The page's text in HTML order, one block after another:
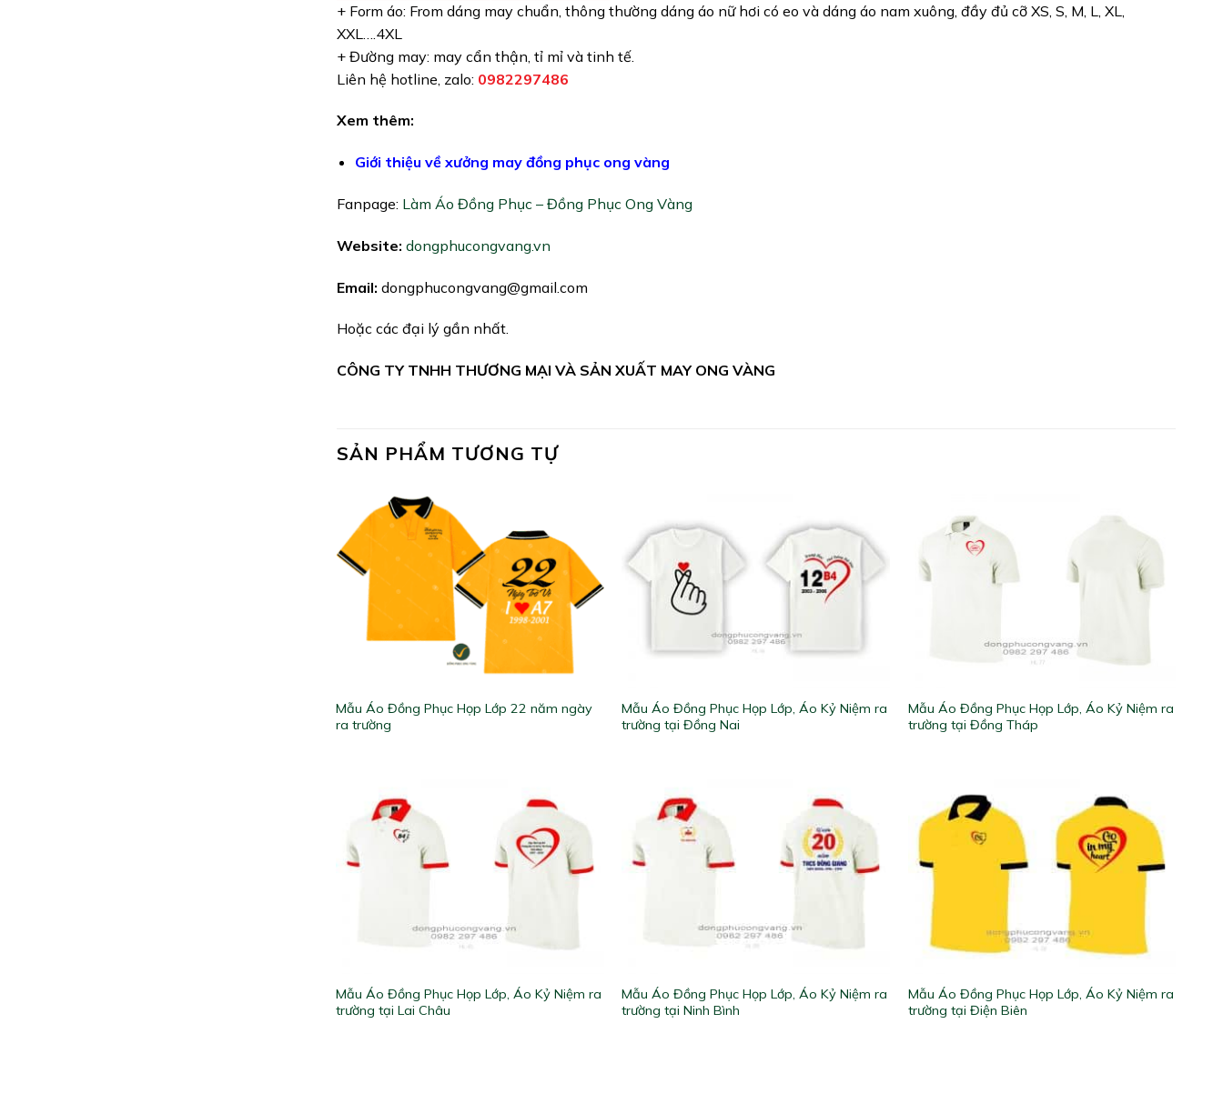
+ Form áo: From dáng may chuẩn, thông thường dáng áo nữ hơi có eo và dáng áo nam xuông, đầy đủ cỡ XS, S, M, L, XL,
XXL….4XL
+ Đường may: may cẩn thận, tỉ mỉ và tinh tế.
Liên hệ hotline, zalo: 0982297486
Xem thêm:
Giới thiệu về xưởng may đồng phục ong vàng
Fanpage: Làm Áo Đồng Phục – Đồng Phục Ong Vàng
Website: dongphucongvang.vn
Email: dongphucongvang@gmail.com
Hoặc các đại lý gần nhất.
CÔNG TY TNHH THƯƠNG MẠI VÀ SẢN XUẤT MAY ONG VÀNG
SẢN PHẨM TƯƠNG TỰ
Mẫu Áo Đồng Phục Họp Lớp 22 năm ngày
ra trường
Mẫu Áo Đồng Phục Họp Lớp, Áo Kỷ Niệm ra
trường tại Đồng Nai
Mẫu Áo Đồng Phục Họp Lớp, Áo Kỷ Niệm ra
trường tại Đồng Tháp
Mẫu Áo Đồng Phục Họp Lớp, Áo Kỷ Niệm ra
trường tại Lai Châu
Mẫu Áo Đồng Phục Họp Lớp, Áo Kỷ Niệm ra
trường tại Ninh Bình
Mẫu Áo Đồng Phục Họp Lớp, Áo Kỷ Niệm ra
trường tại Điện Biên